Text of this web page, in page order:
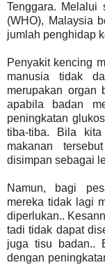
Tenggara. Melalui
(WHO), Malaysia
jumlah penghidap
Penyakit kencing
manusia tidak
merupakan organ
apabila badan
peningkatan
tiba-tiba. Bila
makanan
disimpan sebagai
Namun, bagi
mereka tidak lagi
diperlukan..
tadi tidak dapat
juga tisu badan..
dengan